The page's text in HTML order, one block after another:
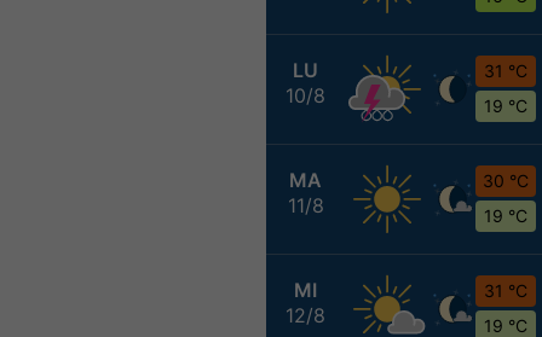
LU
10/8
31 °C
19 °C
MA
11/8
30 °C
19 °C
MI
12/8
31 °C
19 °C